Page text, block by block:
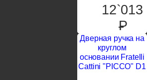
12`013
P
Дверная ручка на
круглом
основании Fratelli
Cattini "PICCO" D1